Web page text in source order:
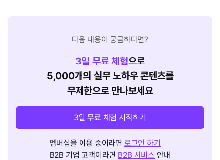
다음 내용이 궁금하다면?
3일 무료 체험으로
5,000개의 실무 노하우 콘텐츠를
무제한으로 만나보세요
3일 무료 체험 시작하기
멤버십을 이용 중이라면 로그인 하기
B2B 기업 고객이라면 B2B 서비스 안내